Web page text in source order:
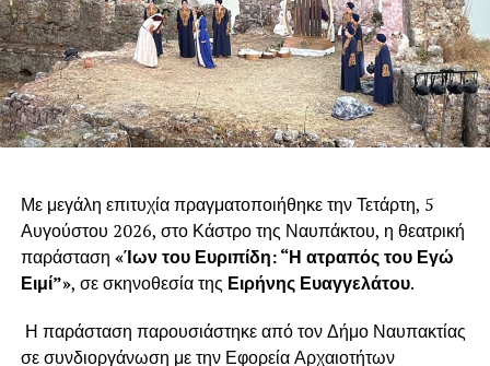
Με μεγάλη επιτυχία πραγματοποιήθηκε την Τετάρτη, 5
Αυγούστου 2026, στο Κάστρο της Ναυπάκτου, η θεατρική
παράσταση «Ίων του Ευριπίδη: “Η ατραπός του Εγώ
Ειμί”», σε σκηνοθεσία της Ειρήνης Ευαγγελάτου.
Η παράσταση παρουσιάστηκε από τον Δήμο Ναυπακτίας
σε συνδιοργάνωση με την Εφορεία Αρχαιοτήτων